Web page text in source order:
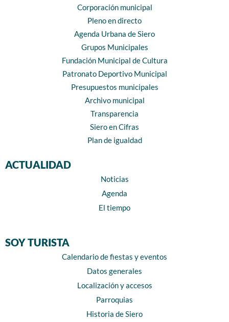
Corporación municipal
Pleno en directo
Agenda Urbana de Siero
Grupos Municipales
Fundación Municipal de Cultura
Patronato Deportivo Municipal
Presupuestos municipales
Archivo municipal
Transparencia
Siero en Cifras
Plan de igualdad
ACTUALIDAD
Noticias
Agenda
El tiempo
SOY TURISTA
Calendario de fiestas y eventos
Datos generales
Localización y accesos
Parroquias
Historia de Siero